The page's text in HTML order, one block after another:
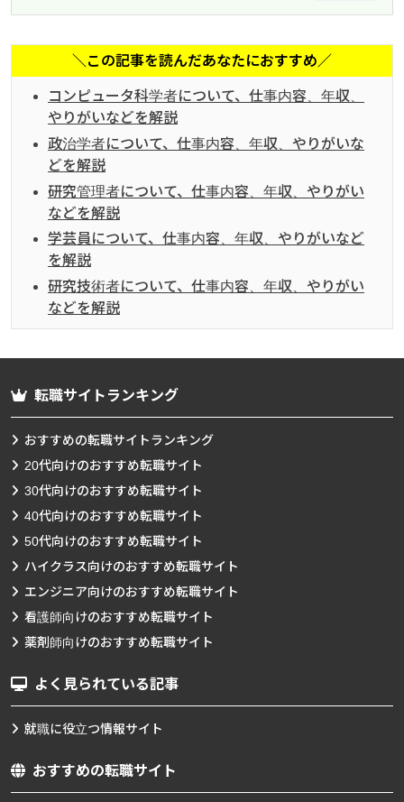
＼この記事を読んだあなたにおすすめ／
コンピュータ科学者について、仕事内容、年収、
やりがいなどを解説
政治学者について、仕事内容、年収、やりがいな
どを解説
研究管理者について、仕事内容、年収、やりがい
などを解説
学芸員について、仕事内容、年収、やりがいなど
を解説
研究技術者について、仕事内容、年収、やりがい
などを解説
転職サイトランキング
おすすめの転職サイトランキング
20代向けのおすすめ転職サイト
30代向けのおすすめ転職サイト
40代向けのおすすめ転職サイト
50代向けのおすすめ転職サイト
ハイクラス向けのおすすめ転職サイト
エンジニア向けのおすすめ転職サイト
看護師向けのおすすめ転職サイト
薬剤師向けのおすすめ転職サイト
よく見られている記事
就職に役立つ情報サイト
おすすめの転職サイト